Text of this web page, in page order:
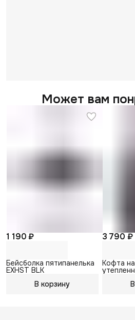
Может вам
1 190 ₽
Бейсболка пятипанелька
EXHST BLK
В корзину
3 790 ₽
Кофта